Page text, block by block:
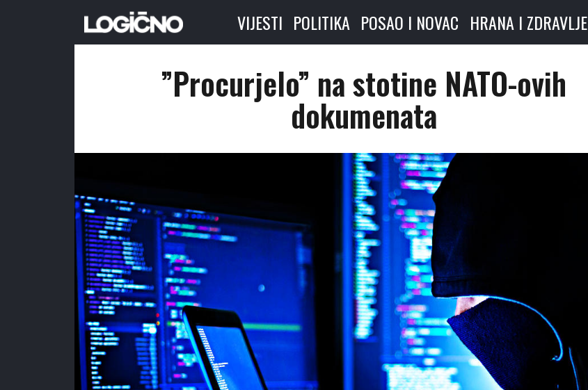
VIJESTI POLITIKA POSAO I NOVAC HRANA I ZDRAVLJE
”Procurjelo” na stotine NATO-ovih
dokumenata